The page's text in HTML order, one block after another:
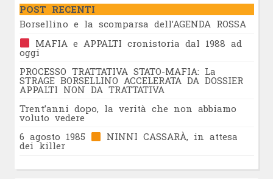
POST RECENTI
Borsellino e la scomparsa dell’AGENDA ROSSA
MAFIA e APPALTI cronistoria dal 1988 ad
oggi
PROCESSO TRATTATIVA STATO-MAFIA: La
STRAGE BORSELLINO ACCELERATA DA DOSSIER
APPALTI NON DA TRATTATIVA
Trent’anni dopo, la verità che non abbiamo
voluto vedere
6 agosto 1985
NINNI CASSARÀ, in attesa
dei killer